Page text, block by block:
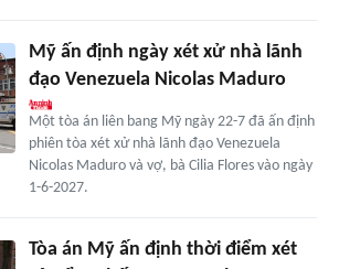
Mỹ ấn định ngày xét xử nhà lãnh
đạo Venezuela Nicolas Maduro
Một tòa án liên bang Mỹ ngày 22-7 đã ấn định
phiên tòa xét xử nhà lãnh đạo Venezuela
Nicolas Maduro và vợ, bà Cilia Flores vào ngày
1-6-2027.
Tòa án Mỹ ấn định thời điểm xét